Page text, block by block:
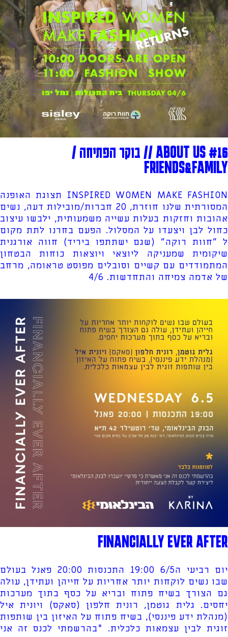
ABOUT US #16 // בוקר הפתיחה /
FRIENDS&FAMILY
INSPIRED WOMEN MAKE FASHION תצוגת האופנה
המסורתית שלנו חוזרת, 20 חברות/מובילות דעה, נשים
אהובות וחזקות בעלות עשייה משמעותית, ילבשו עיצוב
כחול לבן ויצעדו על המסלול. הפעם בחרנו לתת מקום
ל "חוות רוקה" (שגם ישתתפו ביריד) חווה אורגנית
שיקומית שמעניקה ליוצאי ויוצאות כוחות הבטחון
המתמודדים עם קשיים וסובלים מפוסט טראומה, מרחב
של אדמה צמיחה והתחדשות. 4/6
FINANCIALLY EVER AFTER
יום רביעי ה6/5 19:00 התכנסות 20:00 פאנל בעולם
שבו נשים לוקחות יותר אחריות על חייהן ועתידן, עולה
גם הצורך בשיח פתוח ובריא על כסף בתוך מערכות
יחסים. גלית גוטמן, רונית חלפון (סאקס) ויונית איל
(מנהלת ידע פיננסי), בשיח פתוח על האיזון בין שותפות
זוגית לבין עצמאות כלכלית. *בהרשמתי לכנס זה אני